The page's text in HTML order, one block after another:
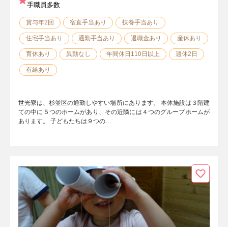
手職員多数
賞与年2回 宿直手当あり 扶養手当あり
住宅手当あり 通勤手当あり 退職金あり 産休あり
育休あり 異動なし 年間休日110日以上 週休2日
有給あり
世光寮は、杉並区の通勤しやすい場所にあります。 本体施設は３階建
ての中に５つのホームがあり、その近隣には４つのグループホームが
あります。 子どもたちは９つの…